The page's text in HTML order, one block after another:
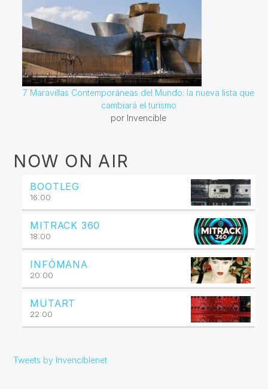
7 Maravillas Contemporáneas del Mundo: la nueva lista que
cambiará el turismo
por Invencible
NOW ON AIR
BOOTLEG
16:00
MITRACK 360
18:00
INFÓMANA
20:00
MUTART
22:00
Tweets by Invenciblenet